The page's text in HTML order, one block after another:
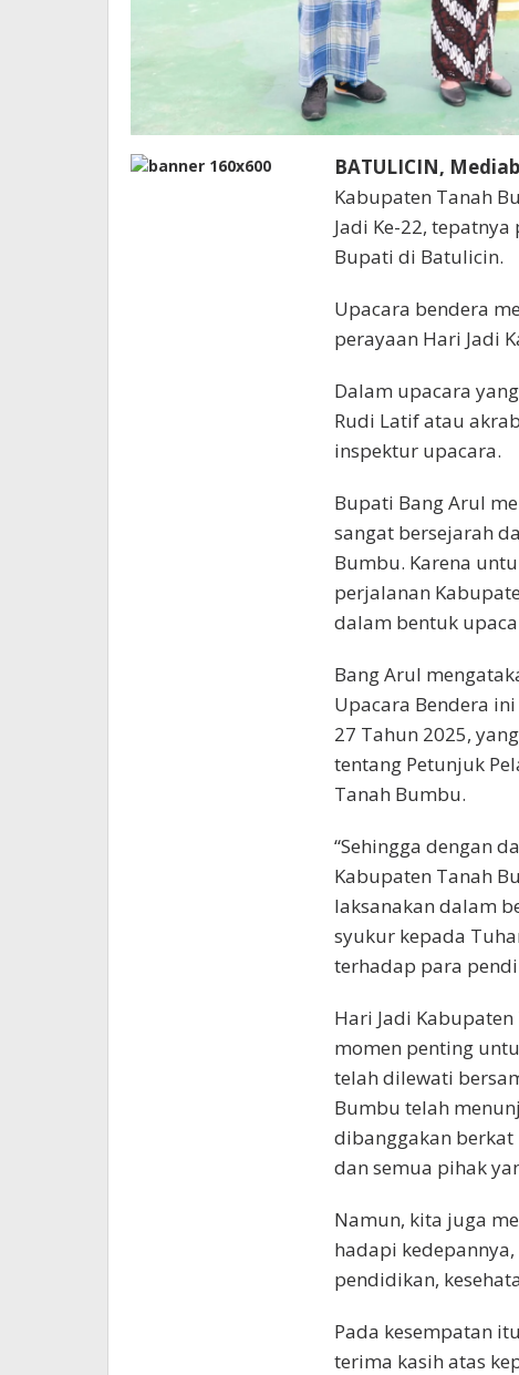
BATULICIN,
Kabupaten Tanah
Jadi Ke-22,
Bupati di Batulicin.
Upacara bendera
perayaan Hari Jadi
Dalam upacara
Rudi Latif atau
inspektur upacara.
Bupati Bang Arul
sangat bersejarah
Bumbu. Karena
perjalanan
dalam bentuk
Bang Arul
Upacara Bendera
27 Tahun 2025,
tentang Petunjuk
Tanah Bumbu.
“Sehingga dengan
Kabupaten Tanah
laksanakan dalam
syukur kepada
terhadap para
Hari Jadi
momen penting
telah dilewati
Bumbu telah
dibanggakan
dan semua pihak
Namun, kita juga
hadapi
pendidikan,
Pada kesempatan
terima kasih atas